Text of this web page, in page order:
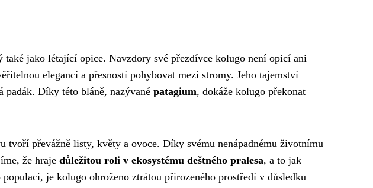
jako létající opice. Navzdory své přezdívce kolugo není opicí ani
elegancí a přesností pohybovat mezi stromy. Jeho tajemství
padák. Díky této bláně, nazývané patagium, dokáže kolugo překonat
převážně listy, květy a ovoce. Díky svému nenápadnému životnímu
že hraje důležitou roli v ekosystému deštného pralesa, a to jak
je kolugo ohroženo ztrátou přirozeného prostředí v důsledku